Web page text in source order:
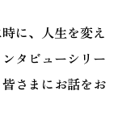
に、人生を変え
タビューシリー
さまにお話をお